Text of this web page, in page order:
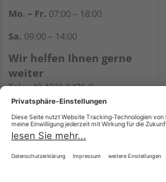
Mo. – Fr. 07:00 – 18:00
Sa. 09:00 – 14:00
Wir helfen Ihnen gerne
weiter
Tel.:+49 4321 9471-0
E-Mail:shop@holzland-greve.de